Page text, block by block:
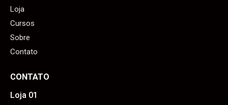
Loja
Cursos
Sobre
Contato
CONTATO
Loja 01